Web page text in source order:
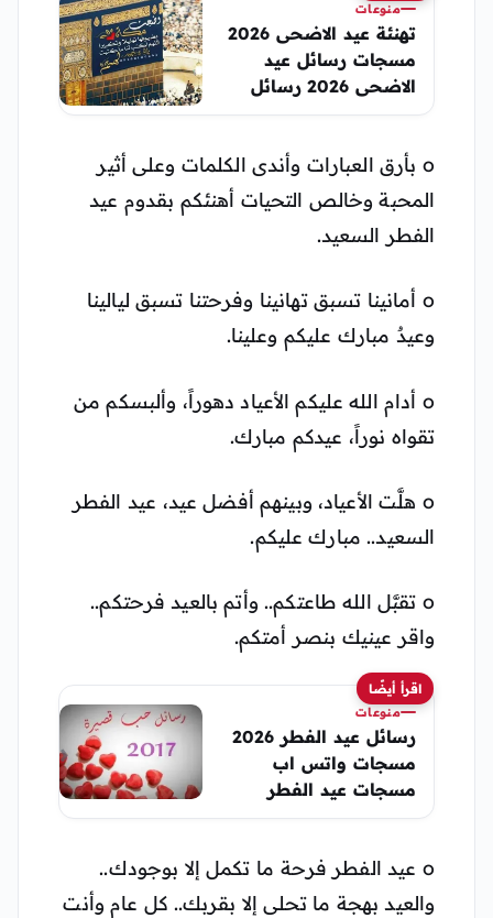
منوعات
تهنئة عيد الاضحى 2026
مسجات رسائل عيد
الاضحى 2026 رسائل
عيد الاضحى من رمضان
o بأرق العبارات وأندى الكلمات وعلى أثير
المحبة وخالص التحيات أهنئكم بقدوم عيد
الفطر السعيد.
o أمانينا تسبق تهانينا وفرحتنا تسبق ليالينا
وعيدٌ مبارك عليكم وعلينا.
o أدام الله عليكم الأعياد دهوراً، وألبسكم من
تقواه نوراً، عيدكم مبارك.
o هلَّت الأعياد، وبينهم أفضل عيد، عيد الفطر
السعيد.. مبارك عليكم.
o تقبَّل الله طاعتكم.. وأتم بالعيد فرحتكم..
واقر عينيك بنصر أمتكم.
اقرأ أيضًا
منوعات
رسائل عيد الفطر 2026
مسجات واتس اب
مسجات عيد الفطر
رمضان 1447هـ
o عيد الفطر فرحة ما تكمل إلا بوجودك..
والعيد بهجة ما تحلى إلا بقربك.. كل عام وأنت